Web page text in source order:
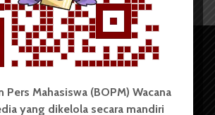
Pers Mahasiswa (BOPM) Wacana
yang dikelola secara mandiri